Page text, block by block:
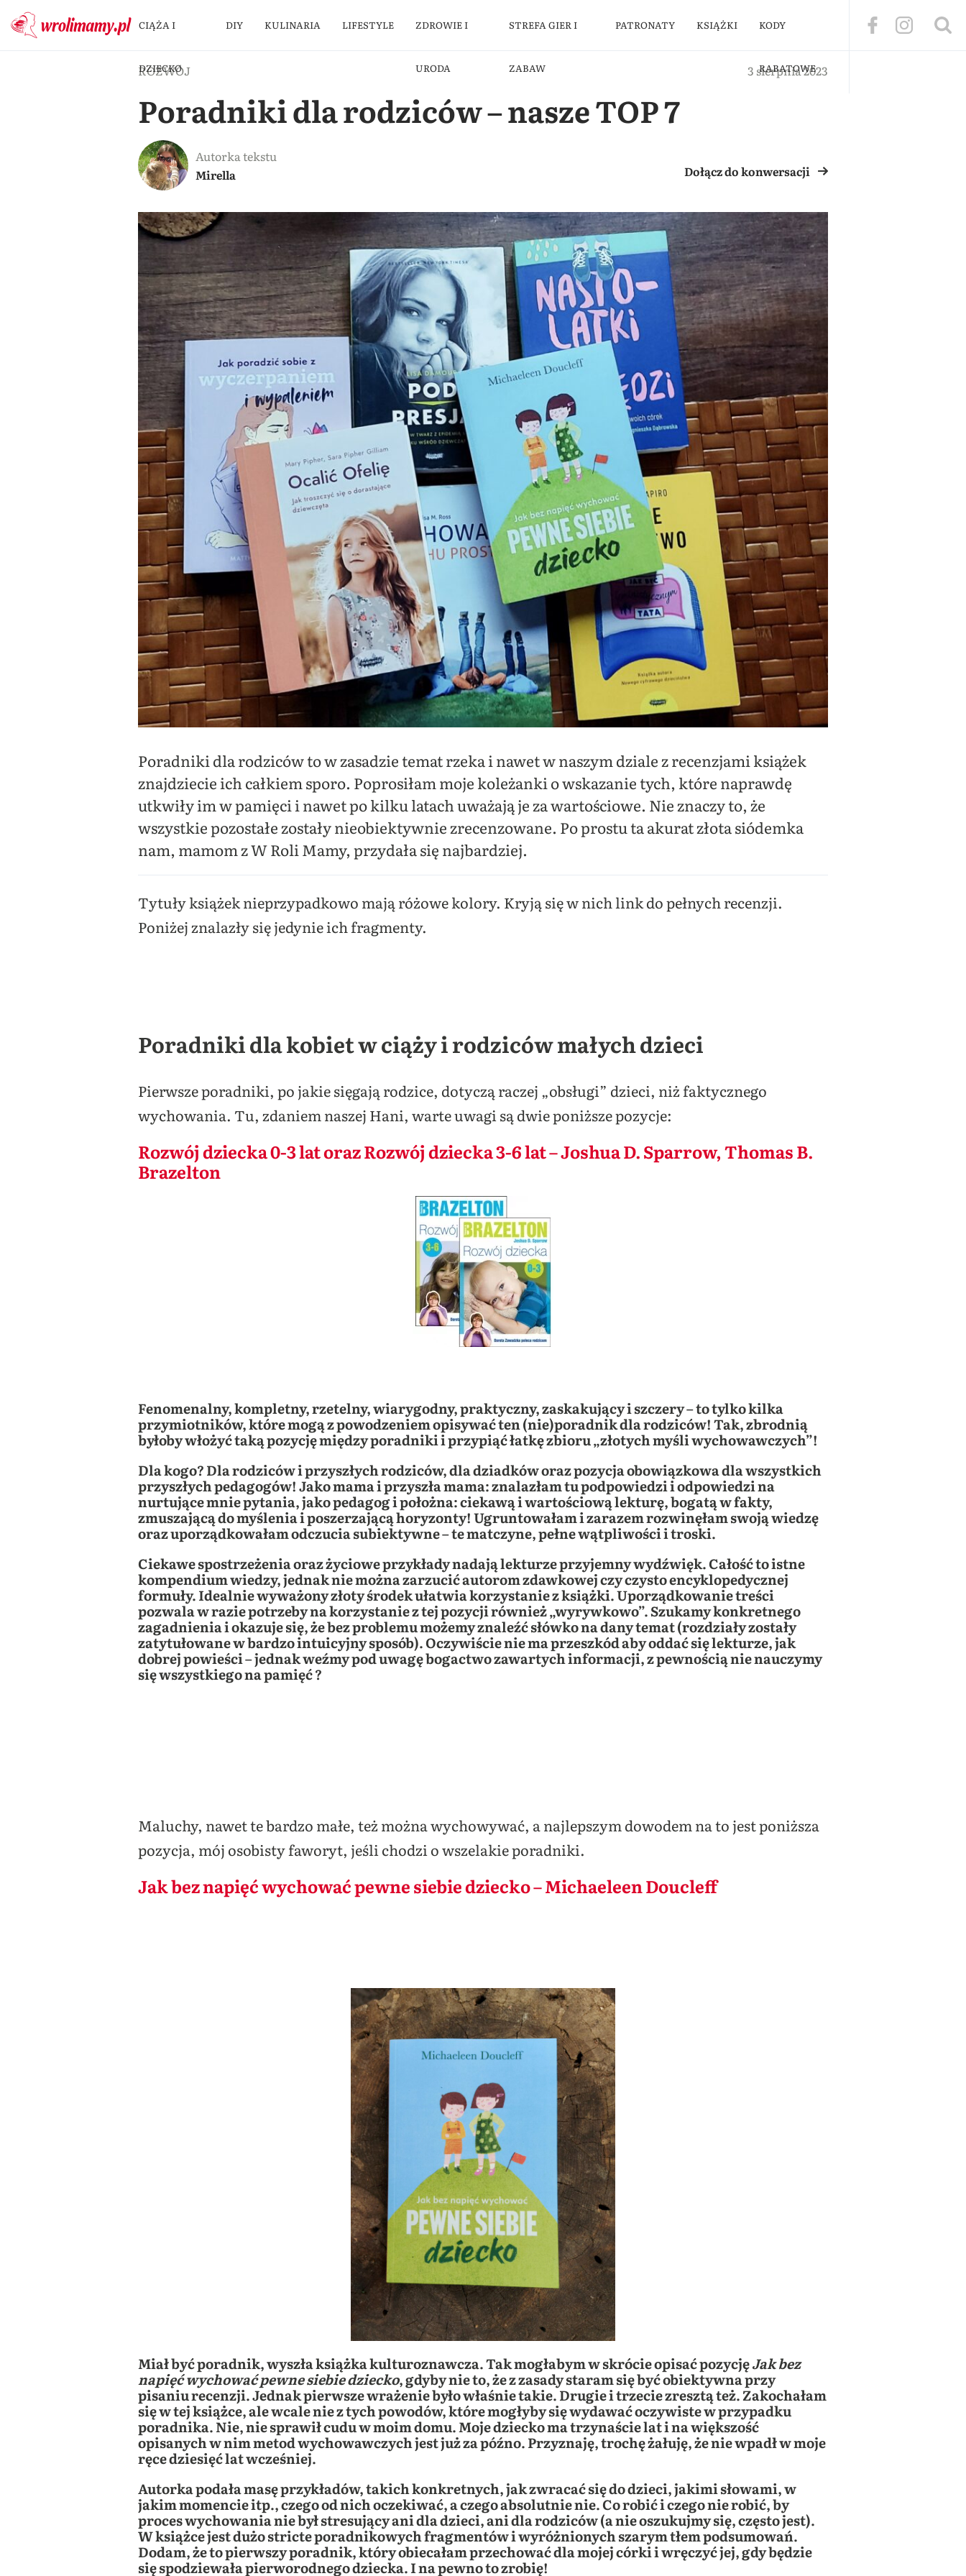
CIĄŻA I
DZIECKO
DIY KULINARIA LIFESTYLE ZDROWIE I
URODA
STREFA GIER I
ZABAW
PATRONATY KSIĄŻKI KODY
RABATOWE
ROZWÓJ 3 sierpnia 2023
Poradniki dla rodziców – nasze TOP 7
Autorka tekstu
Mirella
Dołącz do konwersacji
Poradniki dla rodziców to w zasadzie temat rzeka i nawet w naszym dziale z recenzjami książek
znajdziecie ich całkiem sporo. Poprosiłam moje koleżanki o wskazanie tych, które naprawdę
utkwiły im w pamięci i nawet po kilku latach uważają je za wartościowe. Nie znaczy to, że
wszystkie pozostałe zostały nieobiektywnie zrecenzowane. Po prostu ta akurat złota siódemka
nam, mamom z W Roli Mamy, przydała się najbardziej.
Tytuły książek nieprzypadkowo mają różowe kolory. Kryją się w nich link do pełnych recenzji.
Poniżej znalazły się jedynie ich fragmenty.
Poradniki dla kobiet w ciąży i rodziców małych dzieci
Pierwsze poradniki, po jakie sięgają rodzice, dotyczą raczej „obsługi” dzieci, niż faktycznego
wychowania. Tu, zdaniem naszej Hani, warte uwagi są dwie poniższe pozycje:
Rozwój dziecka 0-3 lat oraz Rozwój dziecka 3-6 lat – Joshua D. Sparrow, Thomas B.
Brazelton
Fenomenalny, kompletny, rzetelny, wiarygodny, praktyczny, zaskakujący i szczery – to tylko kilka
przymiotników, które mogą z powodzeniem opisywać ten (nie)poradnik dla rodziców! Tak, zbrodnią
byłoby włożyć taką pozycję między poradniki i przypiąć łatkę zbioru „złotych myśli wychowawczych”!
Dla kogo? Dla rodziców i przyszłych rodziców, dla dziadków oraz pozycja obowiązkowa dla wszystkich
przyszłych pedagogów! Jako mama i przyszła mama: znalazłam tu podpowiedzi i odpowiedzi na
nurtujące mnie pytania, jako pedagog i położna: ciekawą i wartościową lekturę, bogatą w fakty,
zmuszającą do myślenia i poszerzającą horyzonty! Ugruntowałam i zarazem rozwinęłam swoją wiedzę
oraz uporządkowałam odczucia subiektywne – te matczyne, pełne wątpliwości i troski.
Ciekawe spostrzeżenia oraz życiowe przykłady nadają lekturze przyjemny wydźwięk. Całość to istne
kompendium wiedzy, jednak nie można zarzucić autorom zdawkowej czy czysto encyklopedycznej
formuły. Idealnie wyważony złoty środek ułatwia korzystanie z książki. Uporządkowanie treści
pozwala w razie potrzeby na korzystanie z tej pozycji również „wyrywkowo”. Szukamy konkretnego
zagadnienia i okazuje się, że bez problemu możemy znaleźć słówko na dany temat (rozdziały zostały
zatytułowane w bardzo intuicyjny sposób). Oczywiście nie ma przeszkód aby oddać się lekturze, jak
dobrej powieści – jednak weźmy pod uwagę bogactwo zawartych informacji, z pewnością nie nauczymy
się wszystkiego na pamięć ?
Maluchy, nawet te bardzo małe, też można wychowywać, a najlepszym dowodem na to jest poniższa
pozycja, mój osobisty faworyt, jeśli chodzi o wszelakie poradniki.
Jak bez napięć wychować pewne siebie dziecko – Michaeleen Doucleff
Miał być poradnik, wyszła książka kulturoznawcza. Tak mogłabym w skrócie opisać pozycjęJak bez
napięć wychować pewne siebie dziecko, gdyby nie to, że z zasady staram się być obiektywna przy
pisaniu recenzji. Jednak pierwsze wrażenie było właśnie takie. Drugie i trzecie zresztą też. Zakochałam
się w tej książce, ale wcale nie z tych powodów, które mogłyby się wydawać oczywiste w przypadku
poradnika. Nie, nie sprawił cudu w moim domu. Moje dziecko ma trzynaście lat i na większość
opisanych w nim metod wychowawczych jest już za późno. Przyznaję, trochę żałuję, że nie wpadł w moje
ręce dziesięć lat wcześniej.
Autorka podała masę przykładów, takich konkretnych, jak zwracać się do dzieci, jakimi słowami, w
jakim momencie itp., czego od nich oczekiwać, a czego absolutnie nie. Co robić i czego nie robić, by
proces wychowania nie był stresujący ani dla dzieci, ani dla rodziców (a nie oszukujmy się, często jest).
W książce jest dużo stricte poradnikowych fragmentów i wyróżnionych szarym tłem podsumowań.
Dodam, że to pierwszy poradnik, który obiecałam przechować dla mojej córki i wręczyć jej, gdy będzie
się spodziewała pierworodnego dziecka. I na pewno to zrobię!